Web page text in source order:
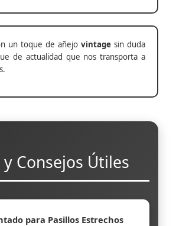
un toque de añejo vintage sin duda
de actualidad que nos transporta a
y Consejos Útiles
para Pasillos Estrechos